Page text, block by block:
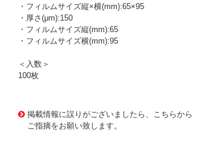
・フィルムサイズ縦×横(mm):65×95
・厚さ(μm):150
・フィルムサイズ縦(mm):65
・フィルムサイズ横(mm):95
＜入数＞
100枚
掲載情報に誤りがございましたら、こちらから
ご指摘をお願い致します。